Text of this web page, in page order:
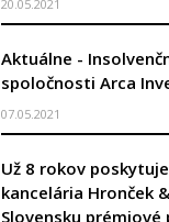
20.05.2021
Aktuálne -
spoločnosti Arca
07.05.2021
Už 8 rokov
kancelária Hronček
Slovensku